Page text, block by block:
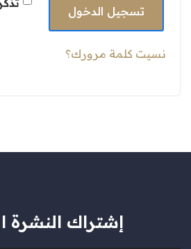
تسجيل الدخول
نسيت كلمة مرورك؟
إشتراك النشرة